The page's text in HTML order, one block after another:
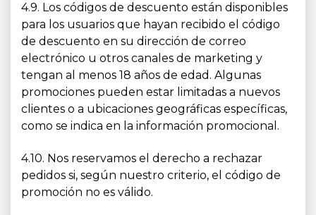
4.9. Los códigos de descuento están disponibles
para los usuarios que hayan recibido el código
de descuento en su dirección de correo
electrónico u otros canales de marketing y
tengan al menos 18 años de edad. Algunas
promociones pueden estar limitadas a nuevos
clientes o a ubicaciones geográficas específicas,
como se indica en la información promocional.
4.10. Nos reservamos el derecho a rechazar
pedidos si, según nuestro criterio, el código de
promoción no es válido.